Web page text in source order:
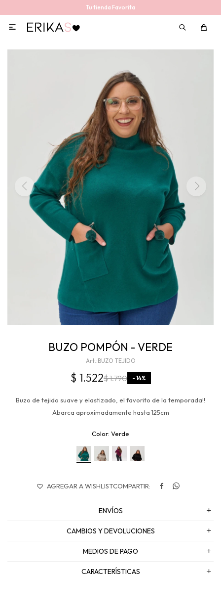
Tu tienda Favorita

BUZO POMPÓN - VERDE
BUZO TEJIDO
$ 1.522$1.790 14
Buzo de tejido suave y elastizado, el favorito de la temporada!!
Abarca aproximadamente hasta 125cm
Verde
 
ENVÍOS
CAMBIOS Y DEVOLUCIONES
MEDIOS DE PAGO
CARACTERÍSTICAS